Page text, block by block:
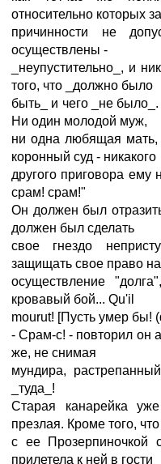
относительно которых
причинности не
осуществлены -
_неупустительно_, и
того, что _должно было
быть_ и чего _не
Ни один молодой муж,
ни одна любящая
коронный суд - никакого
другого приговора
срам! срам!"
Он должен был
должен был сделать
свое гнездо
защищать свое право на
осуществление
кровавый бой... Qu'il
mourut! [Пусть умер бы!
- Срам-с! - повторил он
же, не снимая
мундира,
_туда_!
Старая канарейка
презлая. Кроме того, что
с ее Прозерпиночкой
прилетела к ней в гости